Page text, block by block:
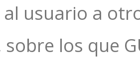
usuario a
los que